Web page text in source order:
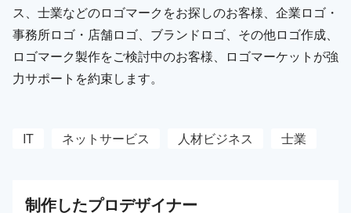
ス、士業などのロゴマークをお探しのお客様、企業ロゴ・
事務所ロゴ・店舗ロゴ、ブランドロゴ、その他ロゴ作成、
ロゴマーク製作をご検討中のお客様、ロゴマーケットが強
力サポートを約束します。
IT ネットサービス 人材ビジネス 士業
制作したプロデザイナー